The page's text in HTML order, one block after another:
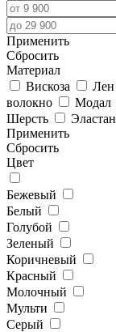
Применить
Cбросить
Материал
Вискоза
Лен
волокно
Модал
Шерсть
Эластан
Применить
Cбросить
Цвет
Бежевый
Белый
Голубой
Зеленый
Коричневый
Красный
Молочный
Мульти
Серый